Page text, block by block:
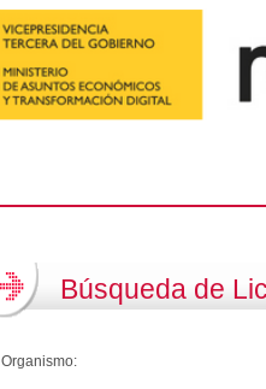
Búsqueda de
Organismo: